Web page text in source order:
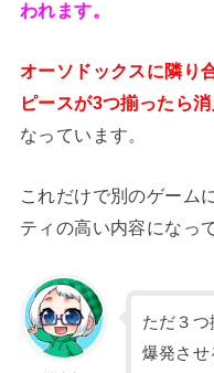
われます。
オーソドックスに隣り
ピースが3つ揃ったら
なっています。
これだけで別のゲーム
ティの高い内容になっ
ただ３つ
爆発させ